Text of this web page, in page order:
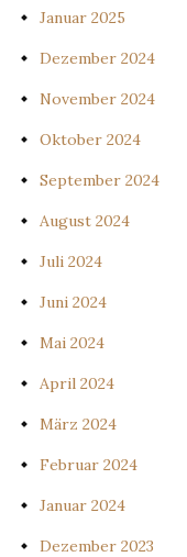
Januar 2025
Dezember 2024
November 2024
Oktober 2024
September 2024
August 2024
Juli 2024
Juni 2024
Mai 2024
April 2024
März 2024
Februar 2024
Januar 2024
Dezember 2023